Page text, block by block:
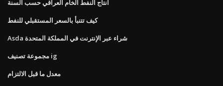
انتاج النفط الخام العراقي حسب السنة
كيف تتنبأ بالسعر المستقبلي للنفط
Asda شراء عبر الإنترنت في المملكة المتحدة
مجموعة تصنيف ig
معدل ما قبل الالتزام